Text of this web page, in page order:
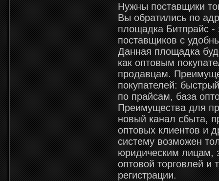
Нужны поставщики
Вы обратились по
площадка Битпрайс -
поставщиков с
Данная площадка
как оптовым
продавцам.
покупателей:
по прайсам, база
Преимущества для
новый канал сбыта,
оптовых клиентов и
систему возможен
юридическим лицам,
оптовой торговлей и
регистрации.